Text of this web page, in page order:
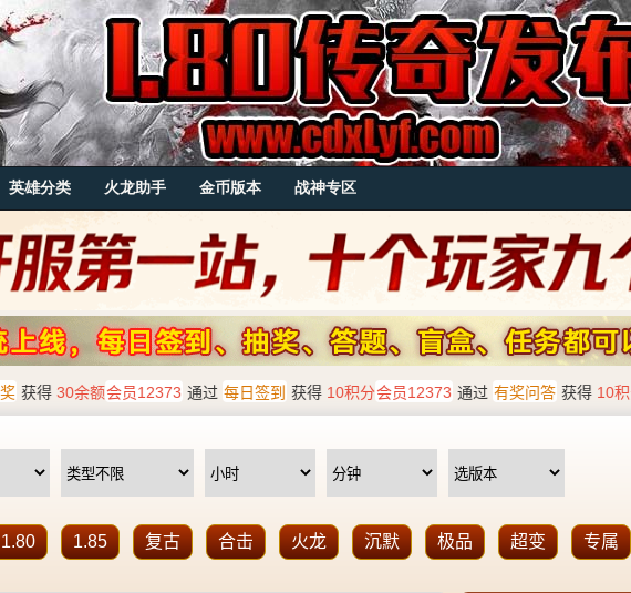
英雄分类 火龙助手 金币版本 战神专区